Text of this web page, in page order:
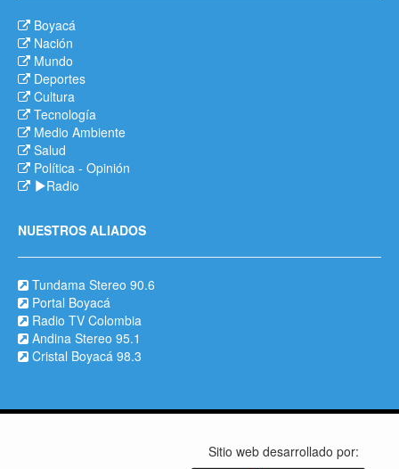
Boyacá
Nación
Mundo
Deportes
Cultura
Tecnología
Medio Ambiente
Salud
Política - Opinión
Radio
NUESTROS ALIADOS
Tundama Stereo 90.6
Portal Boyacá
Radio TV Colombia
Andina Stereo 95.1
Cristal Boyacá 98.3
Sitio web desarrollado por: